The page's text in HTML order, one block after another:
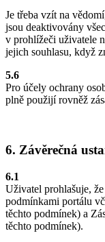
Je třeba vzít na
jsou deaktivovány
v prohlížeči uživatele
jejich souhlasu, když
5.6
Pro účely ochrany
plně použijí rovněž
6. Závěrečná
6.1
Uživatel prohlašuje,
podmínkami portálu
těchto podmínek) a
těchto podmínek).